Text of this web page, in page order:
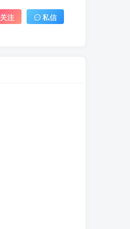
关注 私信